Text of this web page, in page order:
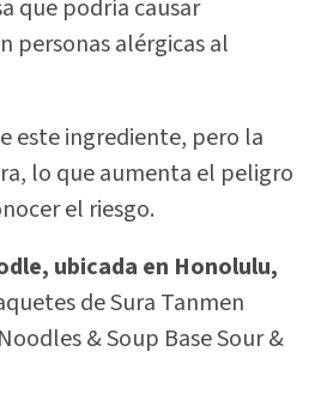
que podría causar
personas alérgicas al
este ingrediente, pero la
lo que aumenta el peligro
el riesgo.
ubicada en Honolulu,
de Sura Tanmen
& Soup Base Sour &